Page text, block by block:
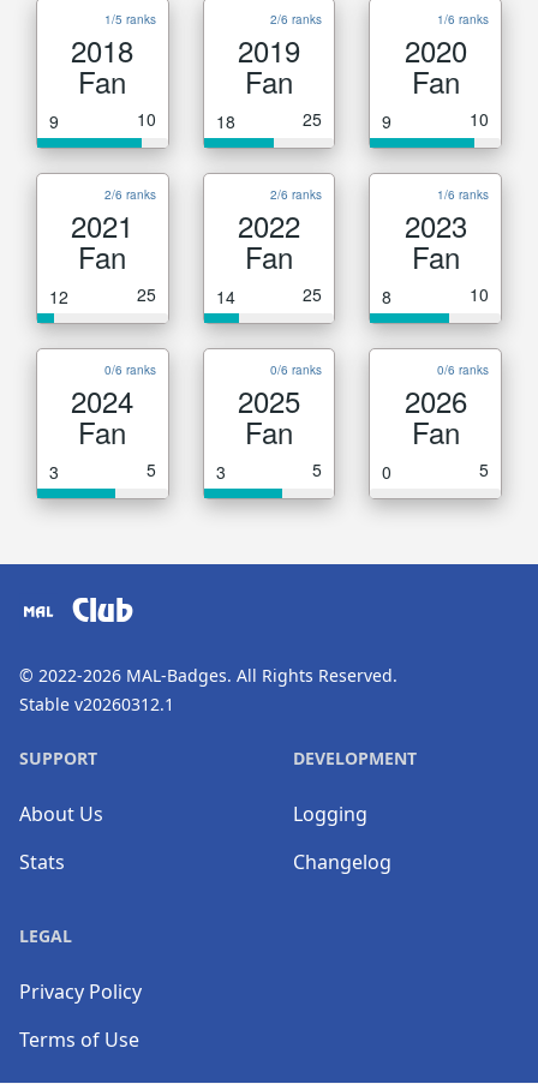
1/5 ranks
2018
Fan
9 10
2/6 ranks
2019
Fan
18 25
1/6 ranks
2020
Fan
9 10
2/6 ranks
2021
Fan
12 25
2/6 ranks
2022
Fan
14 25
1/6 ranks
2023
Fan
8 10
0/6 ranks
2024
Fan
3 5
0/6 ranks
2025
Fan
3 5
0/6 ranks
2026
Fan
0 5
Club
© 2022-2026 MAL-Badges. All Rights Reserved.
Stable v20260312.1
SUPPORT
About Us
Stats
DEVELOPMENT
Logging
Changelog
LEGAL
Privacy Policy
Terms of Use